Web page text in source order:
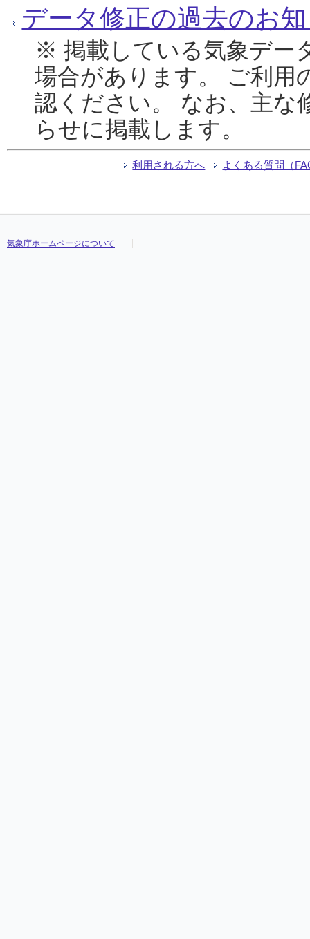
データ修正の過去のお
※ 掲載している気象デー
場合があります。 ご利用
認ください。 なお、主な
らせに掲載します。
利用される方へ よくある質問（
気象庁ホームページについて